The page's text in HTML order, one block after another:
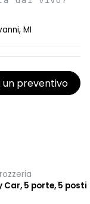
MI
un preventivo
Car, 5 porte, 5 posti